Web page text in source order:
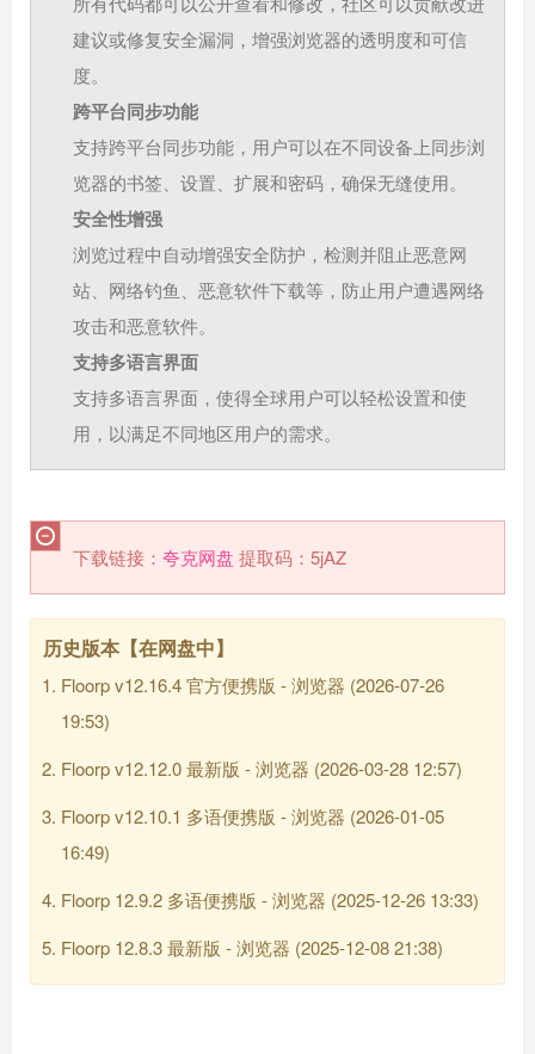
建议或修复安全漏洞，增强浏览器的透明度和可信
度。
跨平台同步功能
支持跨平台同步功能，用户可以在不同设备上同步浏
览器的书签、设置、扩展和密码，确保无缝使用。
安全性增强
浏览过程中自动增强安全防护，检测并阻止恶意网
站、网络钓鱼、恶意软件下载等，防止用户遭遇网络
攻击和恶意软件。
支持多语言界面
支持多语言界面，使得全球用户可以轻松设置和使
用，以满足不同地区用户的需求。
下载链接： 夸克网盘 提取码：5jAZ
历史版本【在网盘中】
Floorp v12.16.4 官方便携版 - 浏览器 (2026-07-26
19:53)
Floorp v12.12.0 最新版 - 浏览器 (2026-03-28 12:57)
Floorp v12.10.1 多语便携版 - 浏览器 (2026-01-05
16:49)
Floorp 12.9.2 多语便携版 - 浏览器 (2025-12-26 13:33)
Floorp 12.8.3 最新版 - 浏览器 (2025-12-08 21:38)